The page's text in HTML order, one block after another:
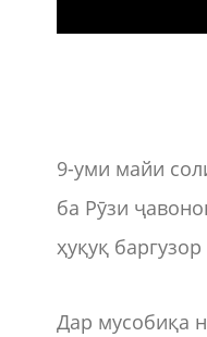
9-уми майи
ба Рӯзи
ҳуқуқ
Дар мусобиқа